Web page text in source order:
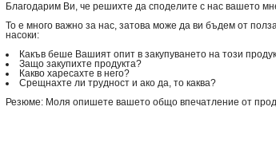
Благодарим Ви, че решихте да споделите с нас вашето
То е много важно за нас, затова може да ви бъдем от
насоки:
Какъв беше Вашият опит в закупуването на този
Защо закупихте продукта?
Какво харесахте в него?
Срещнахте ли трудност и ако да, то каква?
Резюме: Моля опишете вашето общо впечатление от